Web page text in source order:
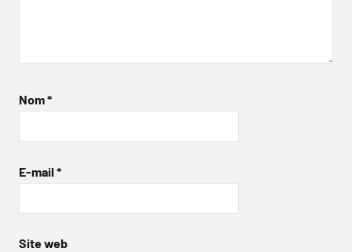
Nom*
E-mail *
Site web